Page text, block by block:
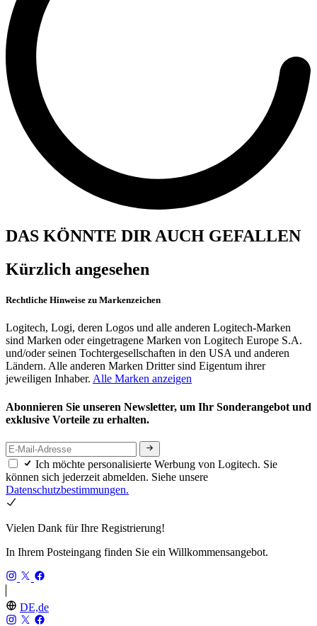
DAS KÖNNTE DIR AUCH GEFALLEN
Kürzlich angesehen
Rechtliche Hinweise zu Markenzeichen
Logitech, Logi, deren Logos und alle anderen Logitech-Marken
sind Marken oder eingetragene Marken von Logitech Europe S.A.
und/oder seinen Tochtergesellschaften in den USA und anderen
Ländern. Alle anderen Marken Dritter sind Eigentum ihrer
jeweiligen Inhaber. Alle Marken anzeigen
Abonnieren Sie unseren Newsletter, um Ihr Sonderangebot und
exklusive Vorteile zu erhalten.
Ich möchte personalisierte Werbung von Logitech. Sie
können sich jederzeit abmelden. Siehe unsere
Datenschutzbestimmungen.
Vielen Dank für Ihre Registrierung!
In Ihrem Posteingang finden Sie ein Willkommensangebot.
DE,de